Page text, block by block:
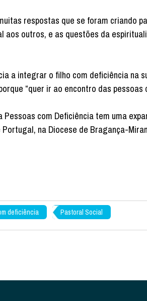
respostas que se foram criando
aos outros, e as questões da
a integrar o filho com deficiência na
“quer ir ao encontro das
Pessoas com Deficiência tem uma
na Diocese de Bragança-
deficiência Pastoral Social